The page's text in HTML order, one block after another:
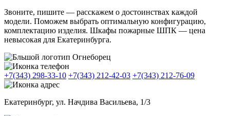
Звоните, пишите — расскажем о достоинствах каждой
модели. Поможем выбрать оптимальную конфигурацию,
комплектацию изделия. Шкафы пожарные ШПК — цена
невысокая для Екатеринбурга.
+7(343) 298-33-10 +7(343) 212-42-03 +7(343) 212-76-09
Екатеринбург, ул. Начдива Васильева, 1/3